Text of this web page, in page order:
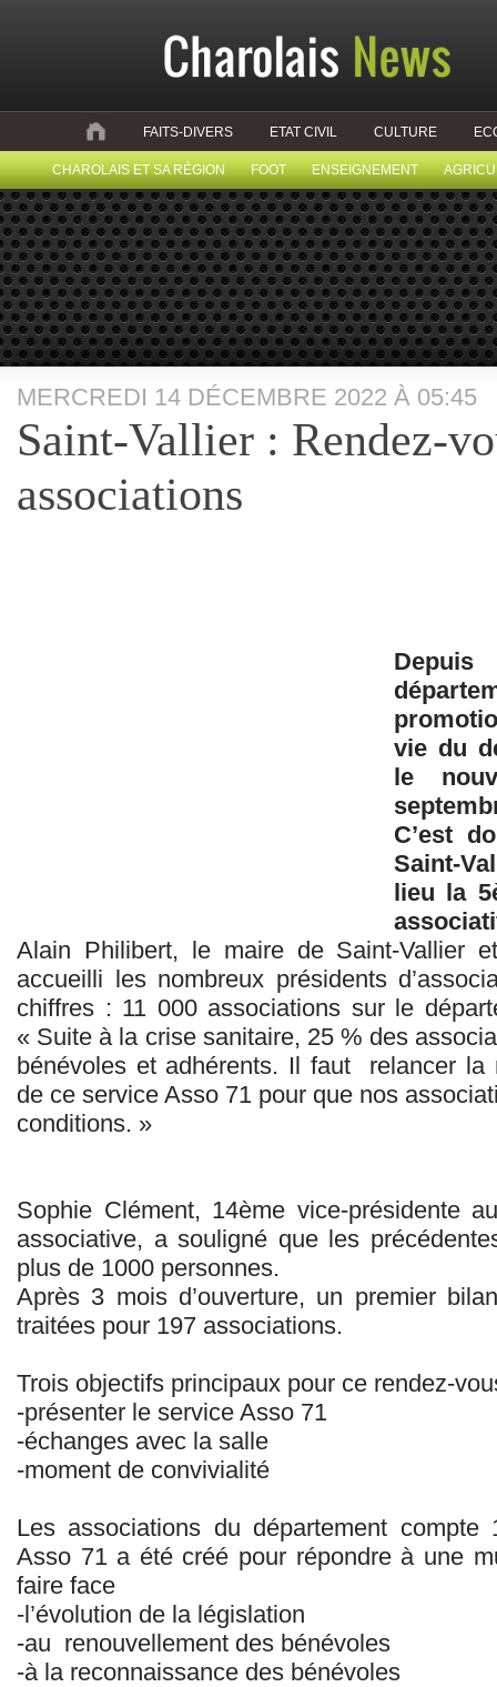
FAITS-DIVERS ETAT CIVIL CULTURE
CHAROLAIS ET SA RÉGION FOOT ENSEIGNEMENT
MERCREDI 14 DÉCEMBRE 2022 À 05:45
Saint-Vallier : Rendez-
associations
vie du
le
C’est
Saint-
lieu la
Alain Philibert, le maire de Saint-Vallier
accueilli les nombreux présidents
chiffres : 11 000 associations sur le
« Suite à la crise sanitaire, 25 % des
bénévoles et adhérents. Il faut relancer la
de ce service Asso 71 pour que nos
conditions. »
Sophie Clément, 14ème vice-présidente
associative, a souligné que les
plus de 1000 personnes.
Après 3 mois d’ouverture, un premier
traitées pour 197 associations.
Trois objectifs principaux pour ce rendez-
-présenter le service Asso 71
-échanges avec la salle
-moment de convivialité
Les associations du département
Asso 71 a été créé pour répondre à une
faire face
-l’évolution de la législation
-au renouvellement des bénévoles
-à la reconnaissance des bénévoles